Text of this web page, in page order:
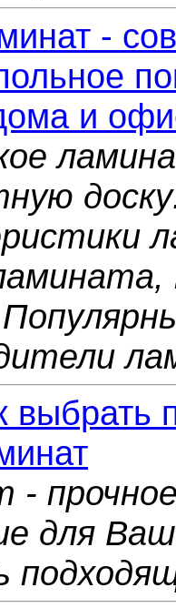
-
и
выбрать
-
для